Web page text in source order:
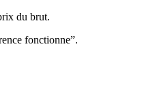
du brut.
fonctionne”.